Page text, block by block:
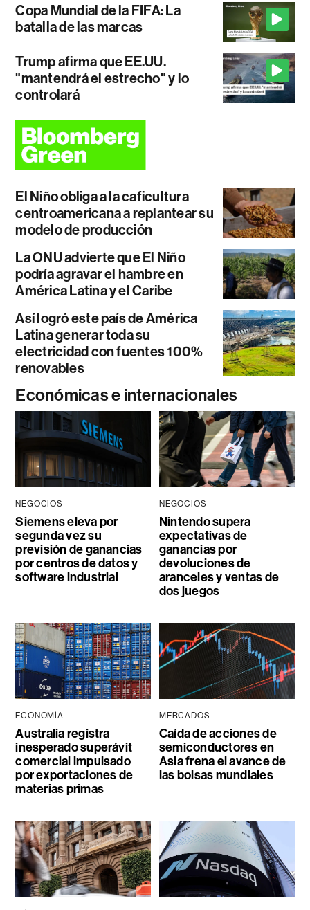
Copa Mundial de la FIFA: La
batalla de las marcas
Trump afirma que EE.UU.
"mantendrá el estrecho" y lo
controlará
El Niño obliga a la caficultura
centroamericana a replantear su
modelo de producción
La ONU advierte que El Niño
podría agravar el hambre en
América Latina y el Caribe
Así logró este país de América
Latina generar toda su
electricidad con fuentes 100%
renovables
Económicas e internacionales
NEGOCIOS
Siemens eleva por
segunda vez su
previsión de ganancias
por centros de datos y
software industrial
NEGOCIOS
Nintendo supera
expectativas de
ganancias por
devoluciones de
aranceles y ventas de
dos juegos
ECONOMÍA
Australia registra
inesperado superávit
comercial impulsado
por exportaciones de
materias primas
MERCADOS
Caída de acciones de
semiconductores en
Asia frena el avance de
las bolsas mundiales